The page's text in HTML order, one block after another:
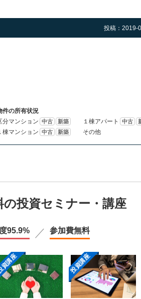
投稿：2019-
件の所有状況
分マンション 中古 新築 １棟アパート 中古
棟マンション 中古 新築 その他
の投資セミナー・講座
95.9% 参加費無料
講座 投資講座